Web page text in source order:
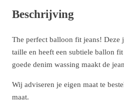
Beschrijving
The perfect balloon fit jeans! Deze
taille en heeft een subtiele ballon
goede denim wassing maakt de
Wij adviseren je eigen maat te
maat.